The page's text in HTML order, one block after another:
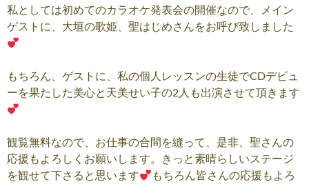
私としては初めてのカラオケ発表会の開催なので、メイン
ゲストに、大垣の歌姫、聖はじめさんをお呼び致しました
もちろん、ゲストに、私の個人レッスンの生徒でCDデビュ
ーを果たした美心と天美せい子の2人も出演させて頂きます
観覧無料なので、お仕事の合間を縫って、是非、聖さんの
応援もよろしくお願いします。きっと素晴らしいステージ
を観せて下さると思います
もちろん皆さんの応援もよろ